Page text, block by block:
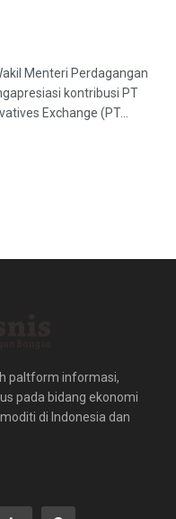
Menteri Perdagangan
kontribusi PT
Exchange (PT...
paltform informasi,
pada bidang ekonomi
di Indonesia dan